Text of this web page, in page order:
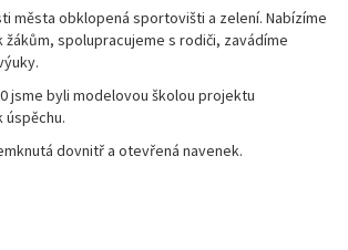
města obklopená sportovišti a zelení. Nabízíme
žákům, spolupracujeme s rodiči, zavádíme
jsme byli modelovou školou projektu
úspěchu.
dovnitř a otevřená navenek.